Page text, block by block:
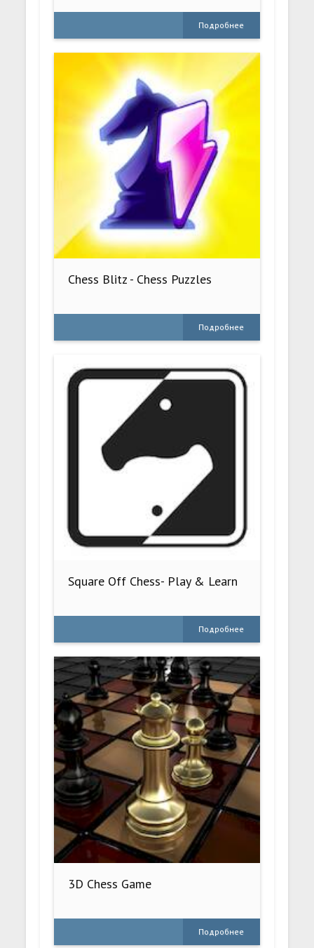
Подробнее
Chess Blitz - Chess Puzzles
Подробнее
Square Off Chess- Play & Learn
Подробнее
3D Chess Game
Подробнее